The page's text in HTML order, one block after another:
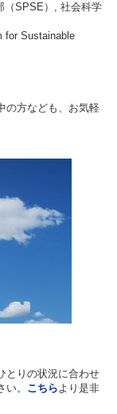
（SPSE）, 社会科学
for Sustainable
の方なども、お気軽
とりの状況に合わせ
。 こちらより是非